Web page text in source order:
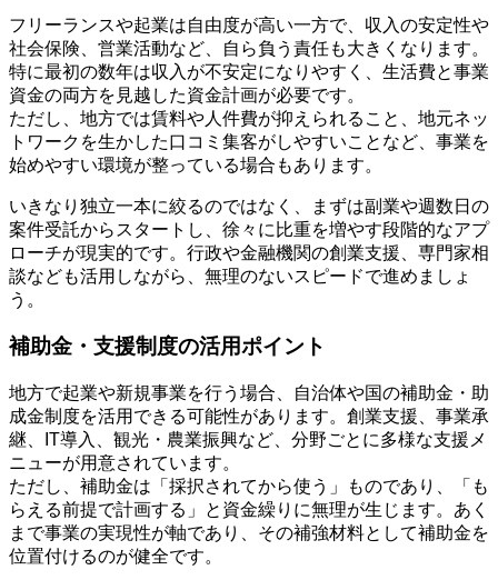
フリーランスや起業は自由度が高い一方で、収入の安定性や
社会保険、営業活動など、自ら負う責任も大きくなります。
特に最初の数年は収入が不安定になりやすく、生活費と事業
資金の両方を見越した資金計画が必要です。
ただし、地方では賃料や人件費が抑えられること、地元ネッ
トワークを生かした口コミ集客がしやすいことなど、事業を
始めやすい環境が整っている場合もあります。
いきなり独立一本に絞るのではなく、まずは副業や週数日の
案件受託からスタートし、徐々に比重を増やす段階的なアプ
ローチが現実的です。行政や金融機関の創業支援、専門家相
談なども活用しながら、無理のないスピードで進めましょ
う。
補助金・支援制度の活用ポイント
地方で起業や新規事業を行う場合、自治体や国の補助金・助
成金制度を活用できる可能性があります。創業支援、事業承
継、IT導入、観光・農業振興など、分野ごとに多様な支援メ
ニューが用意されています。
ただし、補助金は「採択されてから使う」ものであり、「も
らえる前提で計画する」と資金繰りに無理が生じます。あく
まで事業の実現性が軸であり、その補強材料として補助金を
位置付けるのが健全です。